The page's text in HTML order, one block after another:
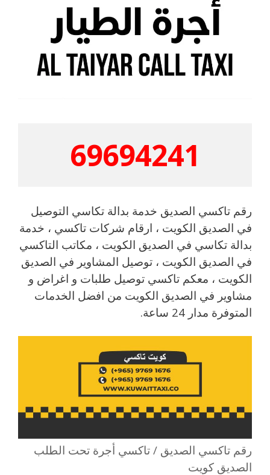
69694241
رقم تاكسي الصديق خدمة بدالة تكاسي التوصيل
في الصديق الكويت ، ارقام شركات تاكسي ، خدمة
بدالة تكاسي في الصديق الكويت ، مكاتب التاكسي
في الصديق الكويت ، توصيل المشاوير في الصديق
الكويت ، معكم تاكسي توصيل طلبات و اغراض و
مشاوير في الصديق الكويت من افضل الخدمات
المتوفرة مدار 24 ساعة.
رقم تاكسي الصديق / تاكسي أجرة تحت الطلب
الصديق كويت